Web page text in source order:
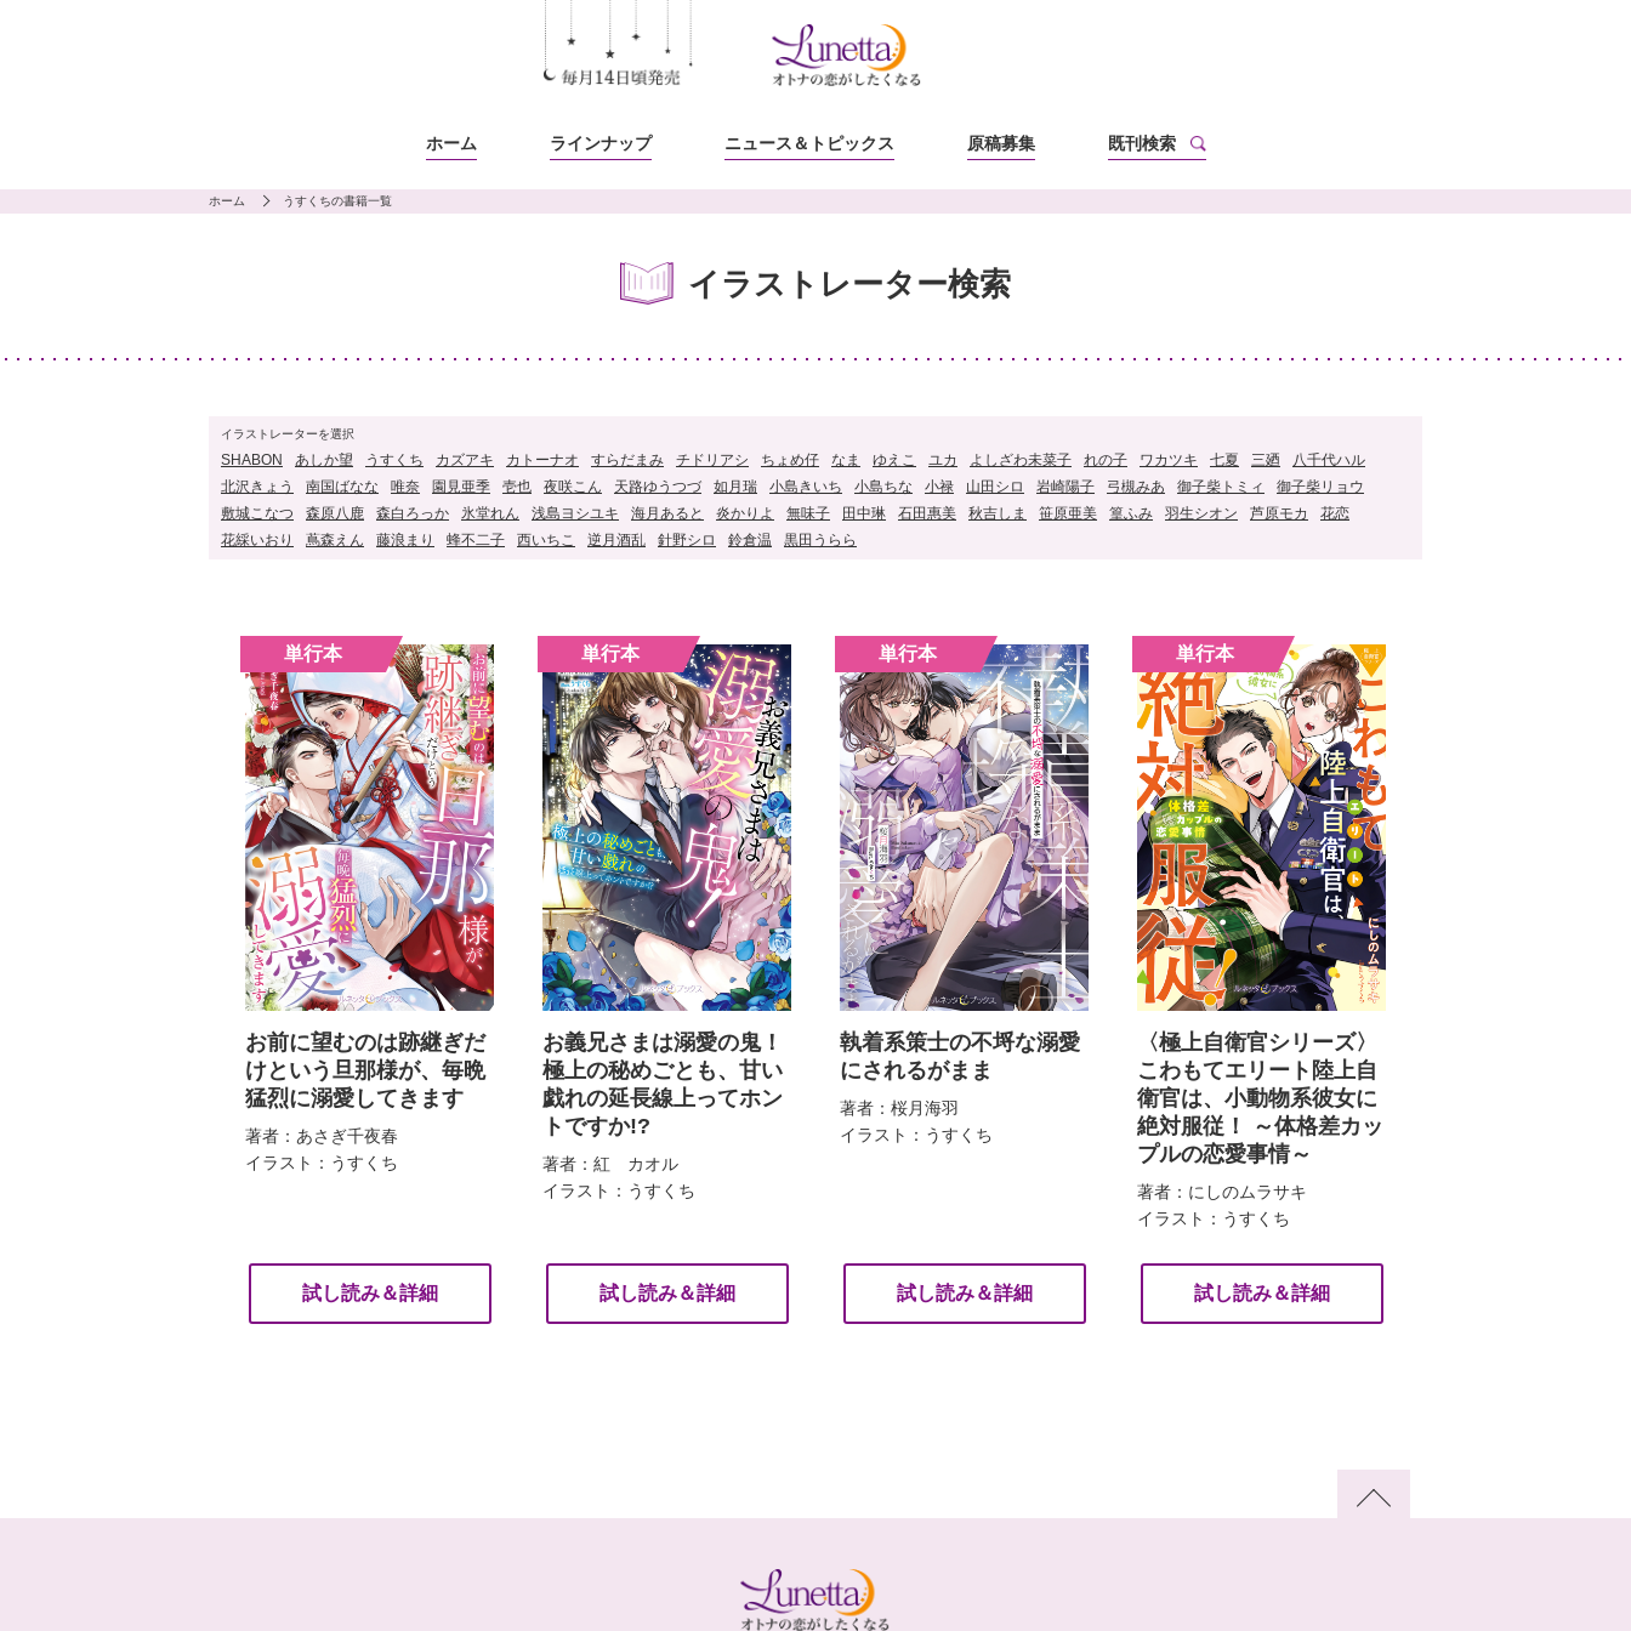
ホーム ラインナップ ニュース ＆トピックス 原稿募集 既刊検索
ホーム うすくちの書籍一覧
イラストレーター検索
イラストレーターを選択
SHABON あしか望 うすくち カズアキ カトーナオ すらだまみ チドリアシ ちょめ仔 なま ゆえこ ユカ よしざわ未菜子 れの子 ワカツキ 七夏 三廼
八千代ハル
北沢きょう
南国ばなな 唯奈 園見亜季 壱也 夜咲こん 天路ゆうつづ 如月瑞 小島きいち 小島ちな 小禄 山田シロ 岩崎陽子 弓槻みあ 御子柴トミィ
御子柴リョウ
敷城こなつ
森原八鹿 森白ろっか 氷堂れん 浅島ヨシユキ 海月あると 炎かりよ 無味子 田中琳 石田惠美 秋吉しま 笹原亜美 篁ふみ 羽生シオン 芦原モカ
花恋
花綵いおり
蔦森えん 藤浪まり 蜂不二子 西いちこ 逆月酒乱 針野シロ 鈴倉温 黒田うらら
お前に望むのは跡継ぎだ
けという旦那様が、毎晩
猛烈に溺愛してきます
著者：あさぎ千夜春
イラスト：うすくち
試し読み＆詳細
お義兄さまは溺愛の鬼！
極上の秘めごとも、甘い
戯れの延長線上ってホン
トですか!?
著者：紅 カオル
イラスト：うすくち
試し読み＆詳細
執着系策士の不埒な溺愛
にされるがまま
著者：桜月海羽
イラスト：うすくち
試し読み＆詳細
〈極上自衛官シリーズ〉
こわもてエリート陸上自
衛官は、小動物系彼女に
絶対服従！ ～体格差カッ
プルの恋愛事情～
著者：にしのムラサキ
イラスト：うすくち
試し読み＆詳細